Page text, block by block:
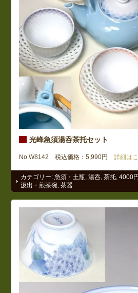
光峰急須湯呑茶托セット
No.W8142 税込価格：5,990円 詳細はこ
カテゴリー:急須・土瓶 ,湯呑 ,茶托 ,4000
汲出・煎茶碗 ,茶器